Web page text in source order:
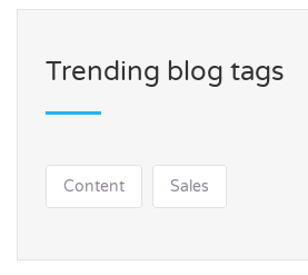
Trending blog tags
Content Sales